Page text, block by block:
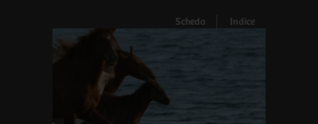
Scheda Indice